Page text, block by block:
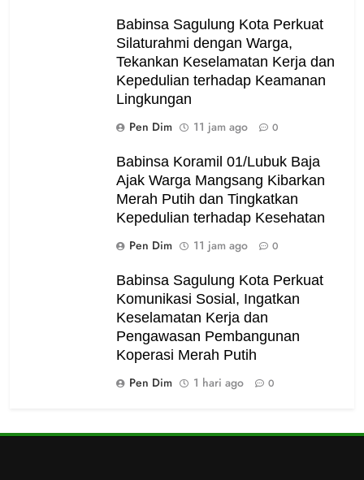
Babinsa Sagulung Kota Perkuat
Silaturahmi dengan Warga,
Tekankan Keselamatan Kerja dan
Kepedulian terhadap Keamanan
Lingkungan
Pen Dim
11 jam ago 0
Babinsa Koramil 01/Lubuk Baja
Ajak Warga Mangsang Kibarkan
Merah Putih dan Tingkatkan
Kepedulian terhadap Kesehatan
Pen Dim
11 jam ago 0
Babinsa Sagulung Kota Perkuat
Komunikasi Sosial, Ingatkan
Keselamatan Kerja dan
Pengawasan Pembangunan
Koperasi Merah Putih
Pen Dim
1 hari ago 0